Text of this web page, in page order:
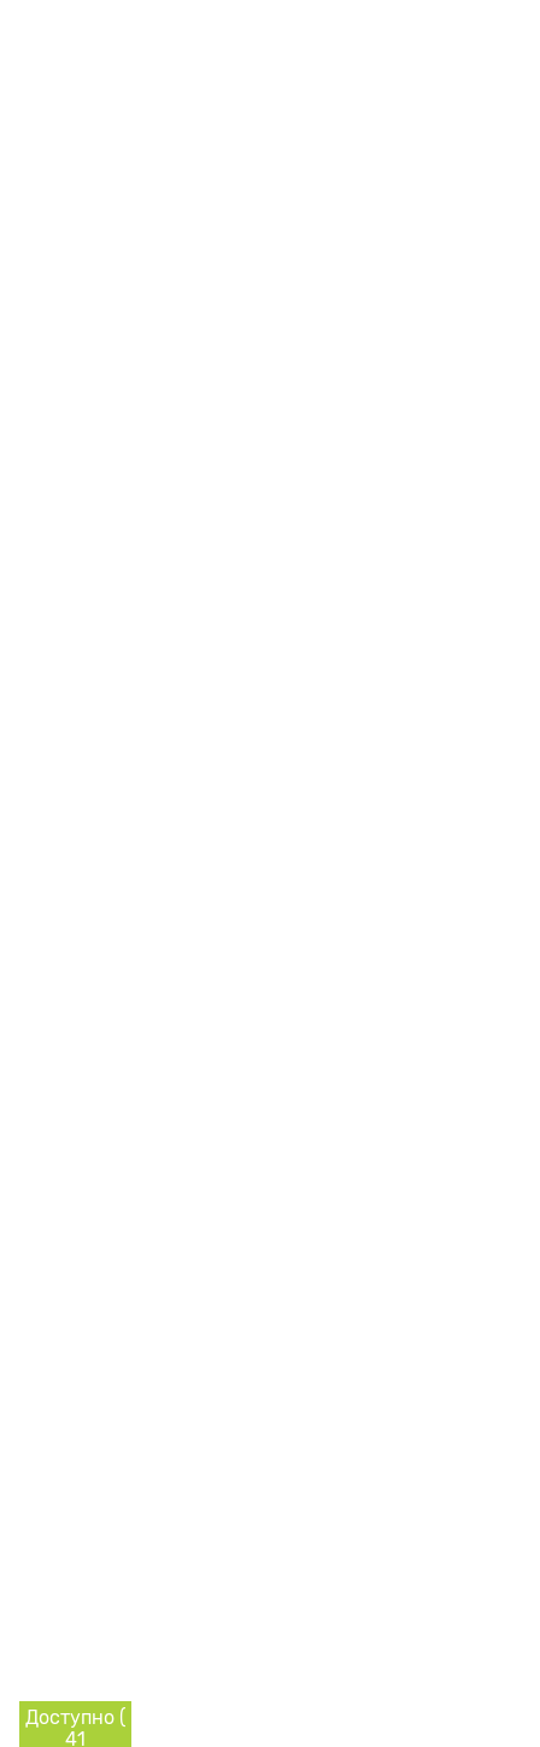
Доступно (
41